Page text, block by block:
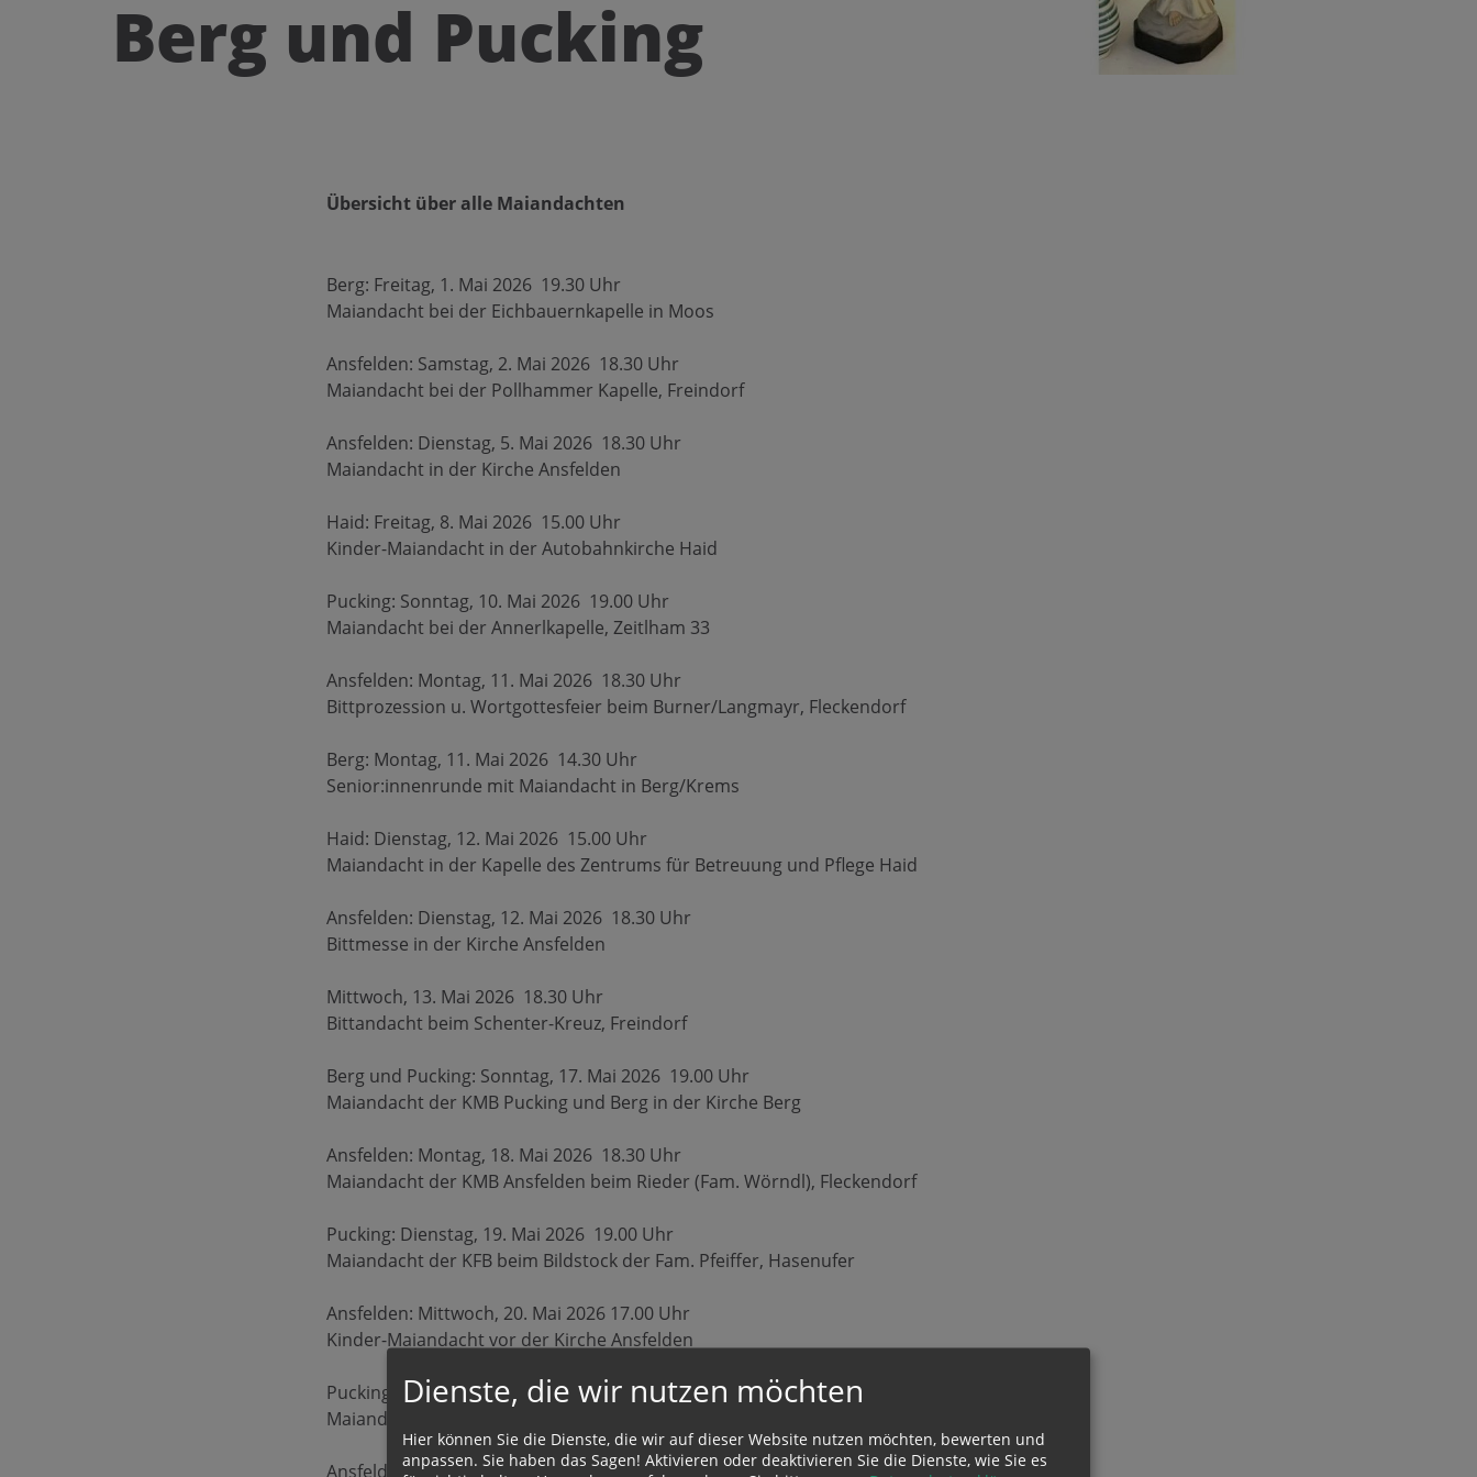
Berg und Pucking
Übersicht über alle Maiandachten
Berg: Freitag, 1. Mai 2026 19.30 Uhr
Maiandacht bei der Eichbauernkapelle in Moos
Ansfelden: Samstag, 2. Mai 2026 18.30 Uhr
Maiandacht bei der Pollhammer Kapelle, Freindorf
Ansfelden: Dienstag, 5. Mai 2026 18.30 Uhr
Maiandacht in der Kirche Ansfelden
Haid: Freitag, 8. Mai 2026 15.00 Uhr
Kinder-Maiandacht in der Autobahnkirche Haid
Pucking: Sonntag, 10. Mai 2026 19.00 Uhr
Maiandacht bei der Annerlkapelle, Zeitlham 33
Ansfelden: Montag, 11. Mai 2026 18.30 Uhr
Bittprozession u. Wortgottesfeier beim Burner/Langmayr, Fleckendorf
Berg: Montag, 11. Mai 2026 14.30 Uhr
Senior:innenrunde mit Maiandacht in Berg/Krems
Haid: Dienstag, 12. Mai 2026 15.00 Uhr
Maiandacht in der Kapelle des Zentrums für Betreuung und Pflege Haid
Ansfelden: Dienstag, 12. Mai 2026 18.30 Uhr
Bittmesse in der Kirche Ansfelden
Mittwoch, 13. Mai 2026 18.30 Uhr
Bittandacht beim Schenter-Kreuz, Freindorf
Berg und Pucking: Sonntag, 17. Mai 2026 19.00 Uhr
Maiandacht der KMB Pucking und Berg in der Kirche Berg
Ansfelden: Montag, 18. Mai 2026 18.30 Uhr
Maiandacht der KMB Ansfelden beim Rieder (Fam. Wörndl), Fleckendorf
Pucking: Dienstag, 19. Mai 2026 19.00 Uhr
Maiandacht der KFB beim Bildstock der Fam. Pfeiffer, Hasenufer
Ansfelden: Mittwoch, 20. Mai 2026 17.00 Uhr
Kinder-Maiandacht vor der Kirche Ansfelden
Pucking: Freitag, 22. Mai 2026 19.00 Uhr
Maiandacht der Goldhauben bei der Ascherbauerkapelle
Ansfelden: Samstag, 23. Mai 2026 18.30 Uhr
Dienste, die wir nutzen möchten
Hier können Sie die Dienste, die wir auf dieser Website nutzen möchten, bewerten und
anpassen. Sie haben das Sagen! Aktivieren oder deaktivieren Sie die Dienste, wie Sie es